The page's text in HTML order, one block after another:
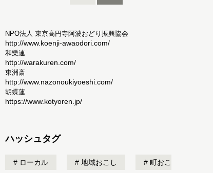
NPO法人 東京高円寺阿波おどり振興協会
http://www.koenji-awaodori.com/
和樂連
http://warakuren.com/
東洲斎
http://www.nazonoukiyoeshi.com/
胡蝶蓮
https://www.kotyoren.jp/
ハッシュタグ
ローカル 地域おこし 町おこ